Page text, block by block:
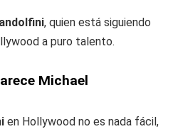
, quien está siguiendo
a puro talento.
Michael
en Hollywood no es nada fácil,